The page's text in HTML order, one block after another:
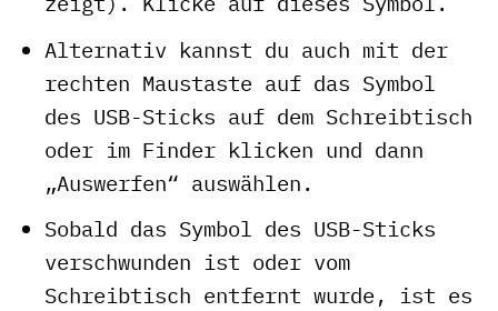
Alternativ kannst du auch mit der
rechten Maustaste auf das Symbol
des USB-Sticks auf dem Schreibtisch
oder im Finder klicken und dann
„Auswerfen“ auswählen.
Sobald das Symbol des USB-Sticks
verschwunden ist oder vom
Schreibtisch entfernt wurde, ist es